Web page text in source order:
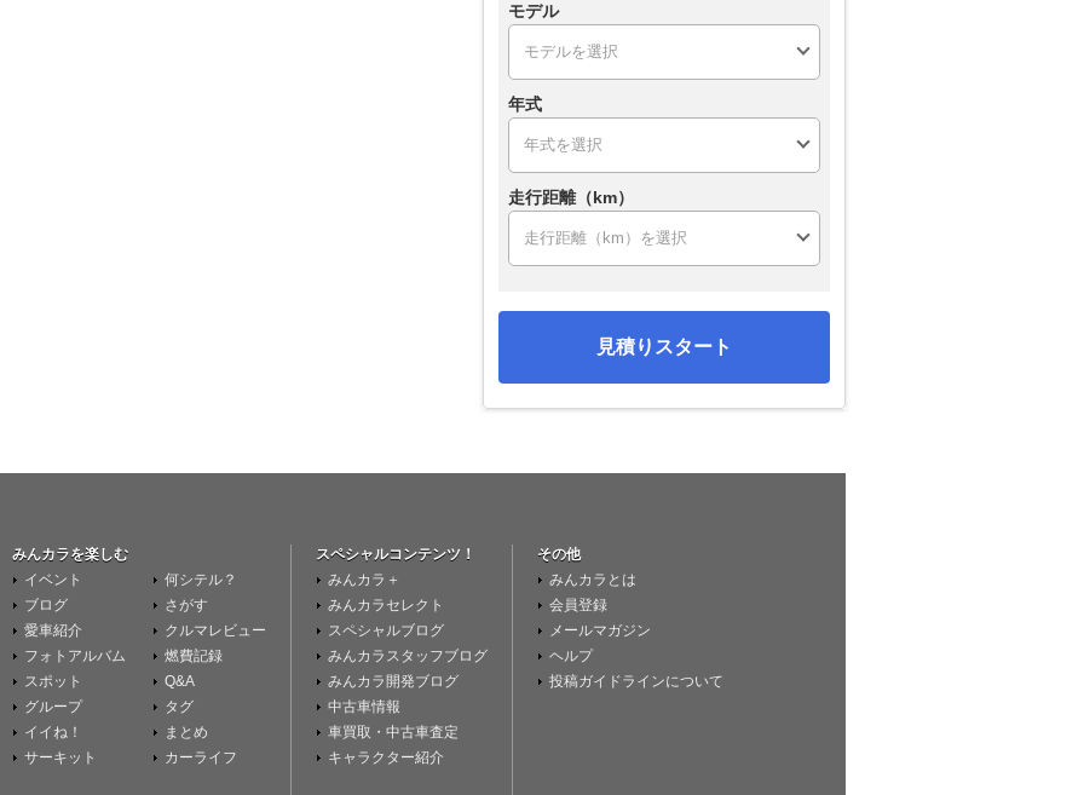
モデル
年式
走行距離（km）
見積りスタート
みんカラを楽しむ
イベント
ブログ
愛車紹介
フォトアルバム
スポット
グループ
イイね！
サーキット
何シテル？
さがす
クルマレビュー
燃費記録
Q&A
タグ
まとめ
カーライフ
スペシャルコンテンツ！
みんカラ＋
みんカラセレクト
スペシャルブログ
みんカラスタッフブログ
みんカラ開発ブログ
中古車情報
車買取・中古車査定
キャラクター紹介
その他
みんカラとは
会員登録
メールマガジン
ヘルプ
投稿ガイドラインについて